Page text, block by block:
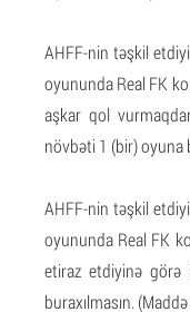
AHFF-nin təşkil
oyununda Real FK
aşkar qol
növbəti 1 (bir) oyuna
AHFF-nin təşkil
oyununda Real FK
etiraz etdiyinə görə
buraxılmasın.